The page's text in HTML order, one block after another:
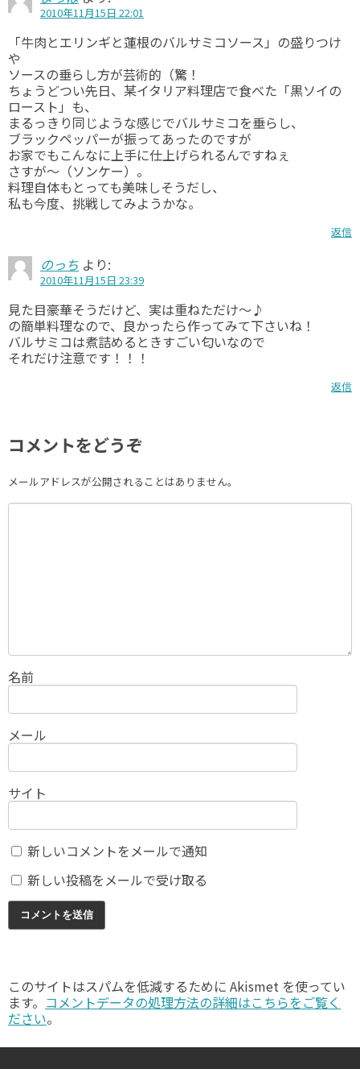
2010年11月15日 22:01
「牛肉とエリンギと蓮根のバルサミコソース」の盛りつけ
や
ソースの垂らし方が芸術的（驚！
ちょうどつい先日、某イタリア料理店で食べた「黒ソイの
ロースト」も、
まるっきり同じような感じでバルサミコを垂らし、
ブラックペッパーが振ってあったのですが
お家でもこんなに上手に仕上げられるんですねぇ
さすが～（ソンケー）。
料理自体もとっても美味しそうだし、
私も今度、挑戦してみようかな。
返信
のっち より:
2010年11月15日 23:39
見た目豪華そうだけど、実は重ねただけ～♪
の簡単料理なので、良かったら作ってみて下さいね！
バルサミコは煮詰めるときすごい匂いなので
それだけ注意です！！！
返信
コメントをどうぞ
メールアドレスが公開されることはありません。
名前
メール
サイト
新しいコメントをメールで通知
新しい投稿をメールで受け取る
このサイトはスパムを低減するために Akismet を使ってい
ます。 コメントデータの処理方法の詳細はこちらをご覧く
ださい。